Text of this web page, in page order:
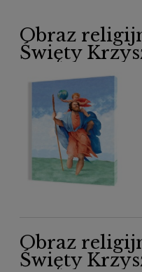
Obraz
Święty
Obraz
Święty